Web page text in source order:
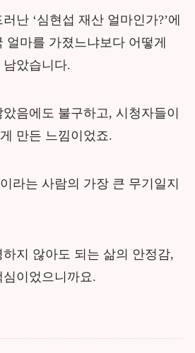
난 ‘심현섭 재산 얼마인가?’에
얼마를 가졌느냐보다 어떻게
았습니다.
음에도 불구하고, 시청자들이
만든 느낌이었죠.
라는 사람의 가장 큰 무기일지
지 않아도 되는 삶의 안정감,
이었으니까요.